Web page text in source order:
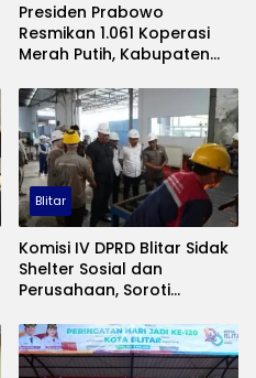
Presiden Prabowo
Resmikan 1.061 Koperasi
Merah Putih, Kabupaten
Desa
Blitar
Komisi IV DPRD Blitar Sidak
Shelter Sosial dan
Perusahaan, Soroti
hingga Disabilitas